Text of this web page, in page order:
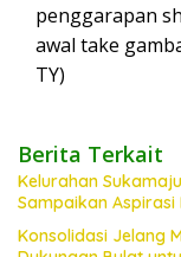
penggarapan
awal take
TY)
Berita Terkait
Kelurahan
Sampaikan
Konsolidasi Jelang